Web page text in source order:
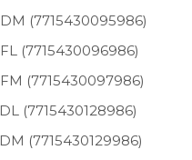
(7715430095986)
(7715430096986)
(7715430097986)
(7715430128986)
(7715430129986)